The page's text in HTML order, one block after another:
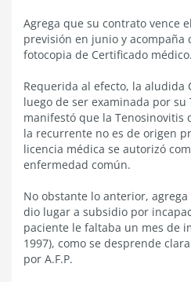
Agrega que su contrato vence
previsión en junio y acompaña
fotocopia de Certificado médico.
Requerida al efecto, la aludida
luego de ser examinada por su
manifestó que la Tenosinovitis
la recurrente no es de origen
licencia médica se autorizó
enfermedad común.
No obstante lo anterior,
dio lugar a subsidio por
paciente le faltaba un mes de
1997), como se desprende
por A.F.P.